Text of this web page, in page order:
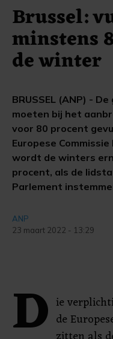
Brussel:
minstens
de winter
BRUSSEL (ANP) -
moeten bij het
voor 80 procent
Europese
wordt de winters
procent, als de
Parlement
ANP
23 maart 2022 - 13:29
D ie
de